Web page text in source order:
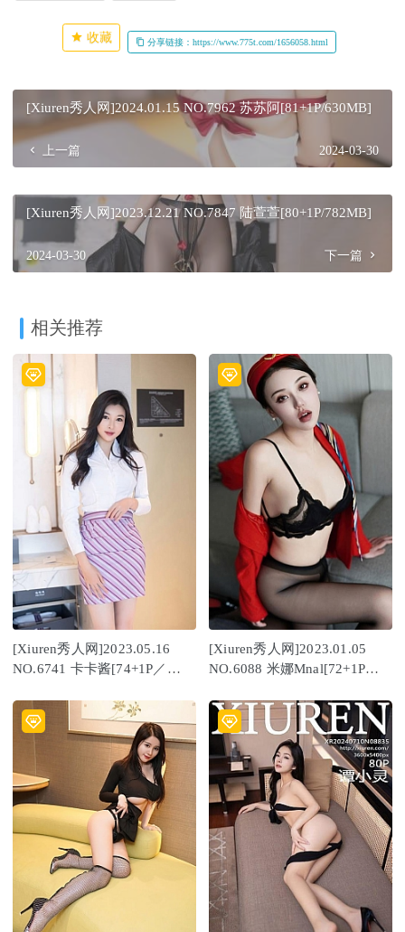
收藏 分享链接：https://www.775t.com/1656058.html
[Xiuren秀人网]2024.01.15 NO.7962 苏苏阿[81+1P/630MB]
上一篇 2024-03-30
[Xiuren秀人网]2023.12.21 NO.7847 陆萱萱[80+1P/782MB]
2024-03-30 下一篇
相关推荐
[Xiuren秀人网]2023.05.16
NO.6741 卡卡酱[74+1P／
[Xiuren秀人网]2023.01.05
NO.6088 米娜Mnal[72+1P／